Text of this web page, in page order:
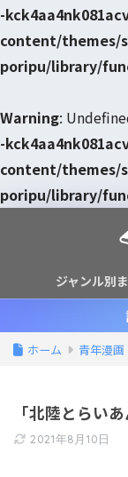
-
content/themes/
poripu/library/
Warning:
-
content/themes/
poripu/library/
ジャンル別
ホーム 青年漫画
「北陸とらい
2021年8月10日